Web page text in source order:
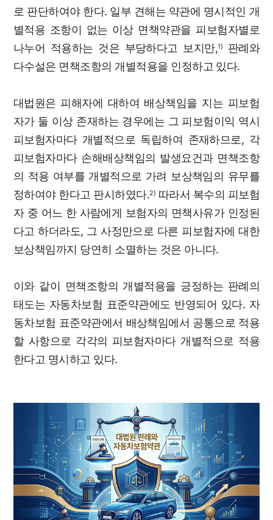
로 판단하여야 한다. 일부 견해는 약관에 명시적인 개
별적용 조항이 없는 이상 면책약관을 피보험자별로
나누어 적용하는 것은 부당하다고 보지만,1)
판례와
다수설은 면책조항의 개별적용을 인정하고 있다.
대법원은 피해자에 대하여 배상책임을 지는 피보험
자가 둘 이상 존재하는 경우에는 그 피보험이익 역시
피보험자마다 개별적으로 독립하여 존재하므로, 각
피보험자마다 손해배상책임의 발생요건과 면책조항
의 적용 여부를 개별적으로 가려 보상책임의 유무를
정하여야 한다고 판시하였다.2) 따라서 복수의 피보험
자 중 어느 한 사람에게 보험자의 면책사유가 인정된
다고 하더라도, 그 사정만으로 다른 피보험자에 대한
보상책임까지 당연히 소멸하는 것은 아니다.
이와 같이 면책조항의 개별적용을 긍정하는 판례의
태도는 자동차보험 표준약관에도 반영되어 있다. 자
동차보험 표준약관에서 배상책임에서 공통으로 적용
할 사항으로 각각의 피보험자마다 개별적으로 적용
한다고 명시하고 있다.